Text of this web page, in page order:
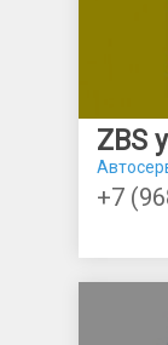
ZBS
+7